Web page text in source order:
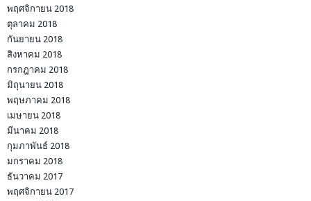
พฤศจิกายน 2018
ตุลาคม 2018
กันยายน 2018
สิงหาคม 2018
กรกฎาคม 2018
มิถุนายน 2018
พฤษภาคม 2018
เมษายน 2018
มีนาคม 2018
กุมภาพันธ์ 2018
มกราคม 2018
ธันวาคม 2017
พฤศจิกายน 2017